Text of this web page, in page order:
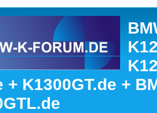
+ K1300GT.de +